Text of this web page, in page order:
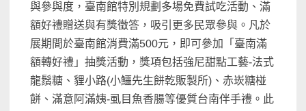
與參與度，臺南館特別規劃多場免費試吃活動、滿
額好禮贈送與有獎徵答，吸引更多民眾參與。凡於
展期間於臺南館消費滿500元，即可參加「臺南滿
額轉好禮」抽獎活動，獎項包括強尼甜點工藝-法式
龍鬚糖、貍小路(小鱷先生餅乾販製所)、赤崁糖椪
餅、滿意阿滿姨-虱目魚香腸等優質台南伴手禮。此